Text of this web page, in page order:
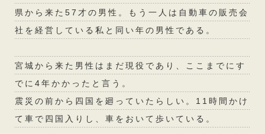
県から来た57才の男性。もう一人は自動車の販売会
社を経営している私と同い年の男性である。
宮城から来た男性はまだ現役であり、ここまでにす
でに4年かかったと言う。
震災の前から四国を廻っていたらしい。11時間かけ
て車で四国入りし、車をおいて歩いている。